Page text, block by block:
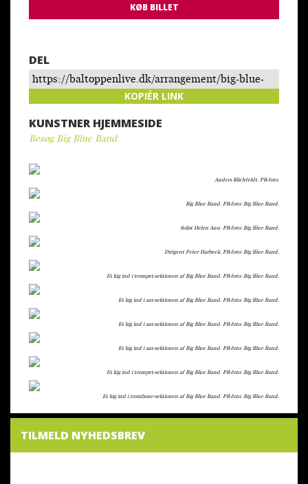
KØB BILLET
DEL
https://baltoppenlive.dk/arrangement/big-blue-
band-anders-blichfeldt/KOPIÉR LINK
KUNSTNER HJEMMESIDE
Besøg Big Blue Band
Anders Blichfeldt. PR-foto.
Big Blue Band. PR-foto: Big Blue Band.
Solist Helen Ann. PR-foto: Big Blue Band.
Dirigent Peter Harbeck. PR-foto: Big Blue Band.
Et kig ind i trompet-sektionen af Big Blue Band. PR-foto: Big Blue Band.
Et kig ind i sax-sektionen af Big Blue Band. PR-foto: Big Blue Band.
Et kig ind i sax-sektionen af Big Blue Band. PR-foto: Big Blue Band.
Et kig ind i sax-sektionen af Big Blue Band. PR-foto: Big Blue Band.
Et kig ind i trompet-sektionen af Big Blue Band. PR-foto: Big Blue Band.
Et kig ind i trombone-sektionen af Big Blue Band. PR-foto: Big Blue Band.
TILMELD NYHEDSBREV